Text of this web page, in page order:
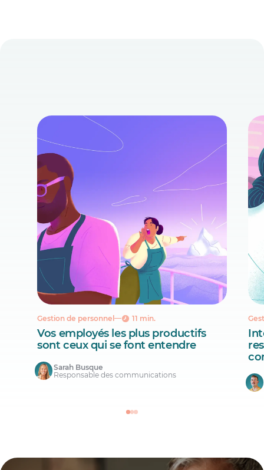
Gestion de personnel 11 min.
Vos employés les plus productifs
sont ceux qui se font entendre
Sarah Busque
Responsable des communications